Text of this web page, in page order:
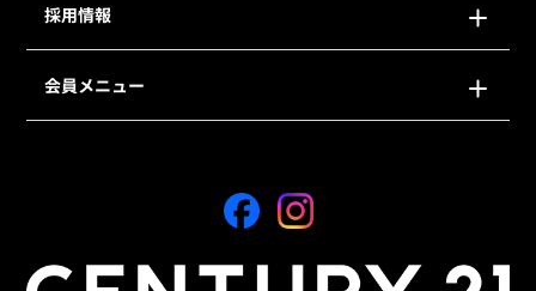
採用情報
会員メニュー